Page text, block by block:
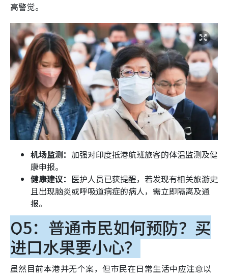
高警觉。
机场监测： 加强对印度抵港航班旅客的体温监测及健
康申报。
健康建议： 医护人员已获提醒，若发现有相关旅游史
且出现脑炎或呼吸道病症的病人，需立即隔离及通
报。
Q5：普通市民如何预防？买
进口水果要小心？
虽然目前本港并无个案，但市民在日常生活中应注意以